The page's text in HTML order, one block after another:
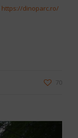
https://dinoparc.ro/
70